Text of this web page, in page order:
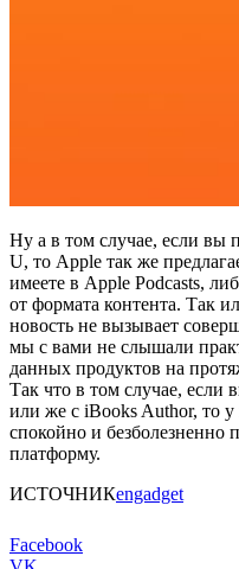
Ну а в том случае, если вы
U, то Apple так же
имеете в Apple Podcasts,
от формата контента. Так
новость не вызывает
мы с вами не слышали
данных продуктов на
Так что в том случае, если
или же с iBooks Author, то у
спокойно и
платформу.
ИСТОЧНИКengadget
Facebook